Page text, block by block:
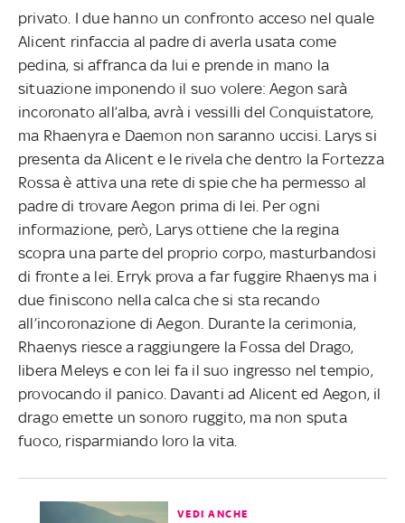
privato. I due hanno un confronto acceso nel quale
Alicent rinfaccia al padre di averla usata come
pedina, si affranca da lui e prende in mano la
situazione imponendo il suo volere: Aegon sarà
incoronato all’alba, avrà i vessilli del Conquistatore,
ma Rhaenyra e Daemon non saranno uccisi. Larys si
presenta da Alicent e le rivela che dentro la Fortezza
Rossa è attiva una rete di spie che ha permesso al
padre di trovare Aegon prima di lei. Per ogni
informazione, però, Larys ottiene che la regina
scopra una parte del proprio corpo, masturbandosi
di fronte a lei. Erryk prova a far fuggire Rhaenys ma i
due finiscono nella calca che si sta recando
all’incoronazione di Aegon. Durante la cerimonia,
Rhaenys riesce a raggiungere la Fossa del Drago,
libera Meleys e con lei fa il suo ingresso nel tempio,
provocando il panico. Davanti ad Alicent ed Aegon, il
drago emette un sonoro ruggito, ma non sputa
fuoco, risparmiando loro la vita.
VEDI ANCHE